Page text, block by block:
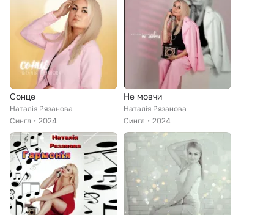
Сонце
Наталія Рязанова
Сингл
2024
Не мовчи
Наталія Рязанова
Сингл
2024